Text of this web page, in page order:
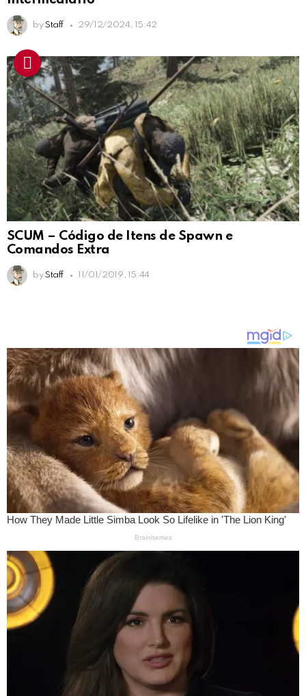
by Staff 29/12/2024, 15:42
SCUM – Código de Itens de Spawn e
Comandos Extra
by Staff 11/01/2019, 15:44